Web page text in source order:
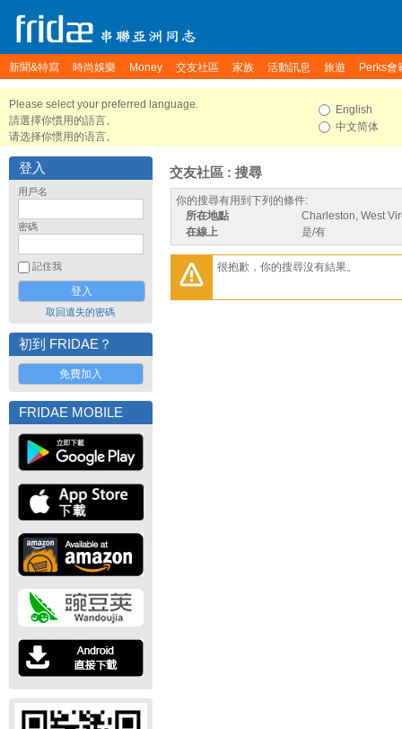
新聞&特寫 時尚娛樂 Money 交友社區 家族 活動訊息 旅遊 Perks會
Please select your preferred language.
請選擇你慣用的語言。
请选择你惯用的语言。
English
中文简体
登入
用戶名
密碼
記住我
取回遺失的密碼
初到 FRIDAE？
免費加入
FRIDAE MOBILE
交友社區 : 搜尋
你的搜尋有用到下列的條件:
所在地點
Charleston, West
在線上
是/有
很抱歉，你的搜尋沒有結果。